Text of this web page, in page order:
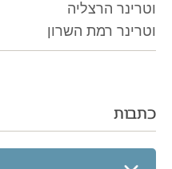
כתבות
וטרינר הרצליה
וטרינר רמת השרון